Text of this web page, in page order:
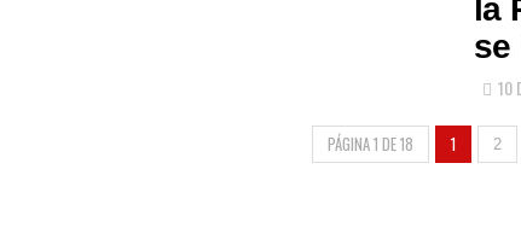
la
se
10
PÁGINA 1 DE 18 1 2